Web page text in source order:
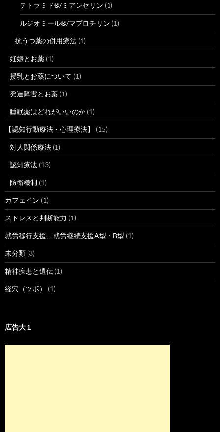
テトラミド®/ミアンセリン (1)
ルジオミール®/マプロチリン (1)
抗うつ薬の併用療法 (1)
妊娠とお薬 (1)
授乳とお薬について (1)
発達障害とお薬 (1)
睡眠薬はどれがいいのか (1)
【認知行動療法・心理療法】 (15)
対人関係療法 (1)
認知療法 (13)
防衛機制 (1)
カフェイン (1)
ストレスと判断能力 (1)
就労移行支援、就労継続支援A型・B型 (1)
未分類 (3)
精神疾患と遺伝 (1)
経穴（ツボ） (1)
広告大１